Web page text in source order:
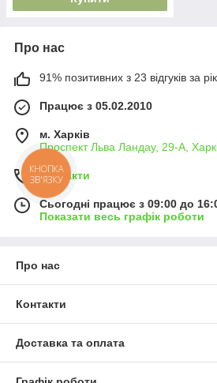
Про нас
91% позитивних з 23 відгуків за рік
Працює з 05.02.2010
м. Харків
Проспект Льва Ландау, 29-А,
Контакти
Сьогодні працює з 09:00 до
Показати весь графік роботи
Про нас
Контакти
Доставка та оплата
КНОПКА
ЗВ'ЯЗКУ